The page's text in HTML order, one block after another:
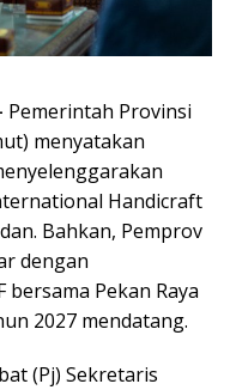
Pemerintah Provinsi
menyatakan
Handicraft
Bahkan, Pemprov
dengan
bersama Pekan Raya
2027 mendatang.
(Pj) Sekretaris